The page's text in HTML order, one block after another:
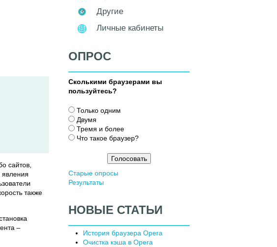
сайтов,
явления
также
–
Другие
Личные кабинеты
ОПРОС
Сколькими браузерами вы
пользуйтесь?
В
а
р
и
ы
Только одним
Двумя
Тремя и более
Что такое браузер?
Старые опросы
Результаты
НОВЫЕ СТАТЬИ
История браузера Opera
Очистка кэша в Opera